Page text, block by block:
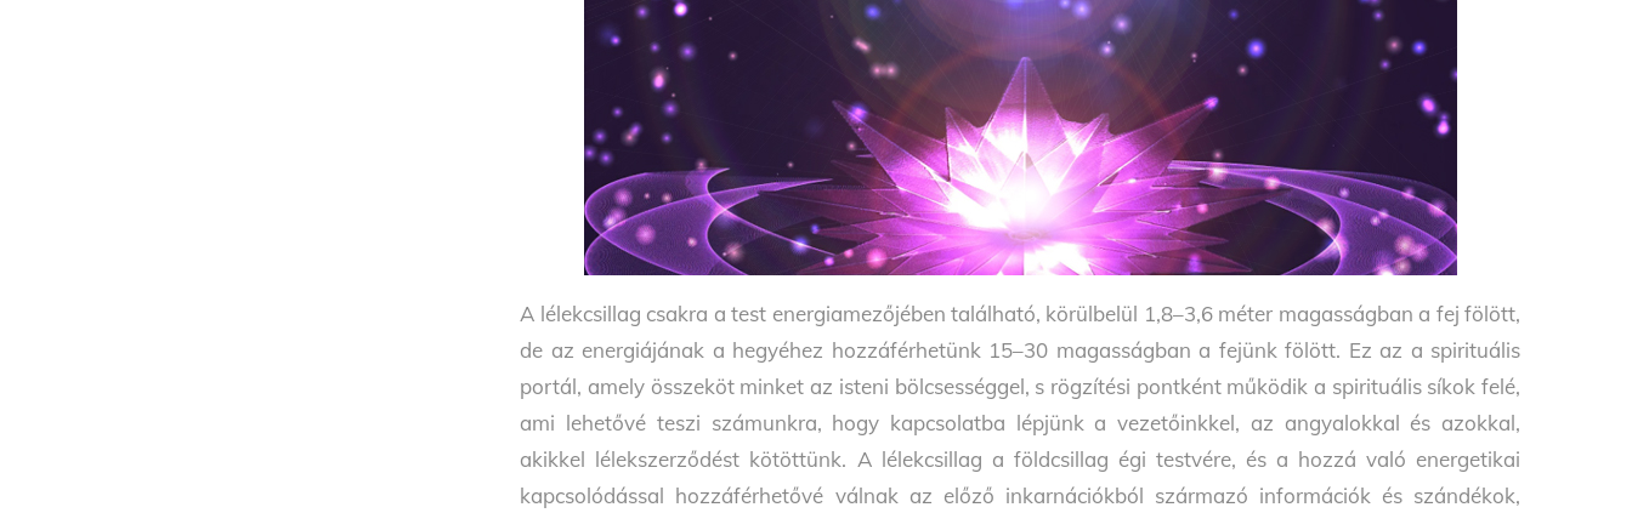
A lélekcsillag csakra a test energiamezőjében található, körülbelül 1,8–3,6 méter magasságban a fej fölött,
de az energiájának a hegyéhez hozzáférhetünk 15–30 magasságban a fejünk fölött. Ez az a spirituális
portál, amely összeköt minket az isteni bölcsességgel, s rögzítési pontként működik a spirituális síkok felé,
ami lehetővé teszi számunkra, hogy kapcsolatba lépjünk a vezetőinkkel, az angyalokkal és azokkal,
akikkel lélekszerződést kötöttünk. A lélekcsillag a földcsillag égi testvére, és a hozzá való energetikai
kapcsolódással hozzáférhetővé válnak az előző inkarnációkból származó információk és szándékok,